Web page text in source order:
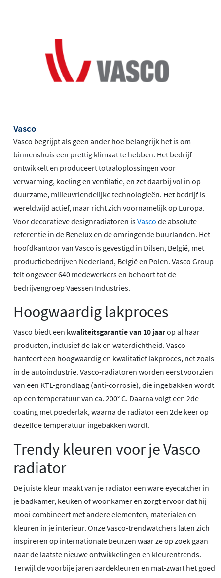
Vasco
Vasco begrijpt als geen ander hoe belangrijk het is om
binnenshuis een prettig klimaat te hebben. Het bedrijf
ontwikkelt en produceert totaaloplossingen voor
verwarming, koeling en ventilatie, en zet daarbij vol in op
duurzame, milieuvriendelijke technologieën. Het bedrijf is
wereldwijd actief, maar richt zich voornamelijk op Europa.
Voor decoratieve designradiatoren isVasco de absolute
referentie in de Benelux en de omringende buurlanden. Het
hoofdkantoor van Vasco is gevestigd in Dilsen, België, met
productiebedrijven Nederland, België en Polen. Vasco Group
telt ongeveer 640 medewerkers en behoort tot de
bedrijvengroep Vaessen Industries.
Hoogwaardig lakproces
Vasco biedt een kwaliteitsgarantie van 10 jaarop al haar
producten, inclusief de lak en waterdichtheid. Vasco
hanteert een hoogwaardig en kwalitatief lakproces, net zoals
in de autoindustrie. Vasco-radiatoren worden eerst voorzien
van een KTL-grondlaag (anti-corrosie), die ingebakken wordt
op een temperatuur van ca. 200° C. Daarna volgt een 2de
coating met poederlak, waarna de radiator een 2de keer op
dezelfde temperatuur ingebakken wordt.
Trendy kleuren voor je Vasco
radiator
De juiste kleur maakt van je radiator een ware eyecatcher in
je badkamer, keuken of woonkamer en zorgt ervoor dat hij
mooi combineert met andere elementen, materialen en
kleuren in je interieur. Onze Vasco-trendwatchers laten zich
inspireren op internationale beurzen waar ze op zoek gaan
naar de laatste nieuwe ontwikkelingen en kleurentrends.
Terwijl de voorbije jaren aardekleuren en mat-zwart het goed